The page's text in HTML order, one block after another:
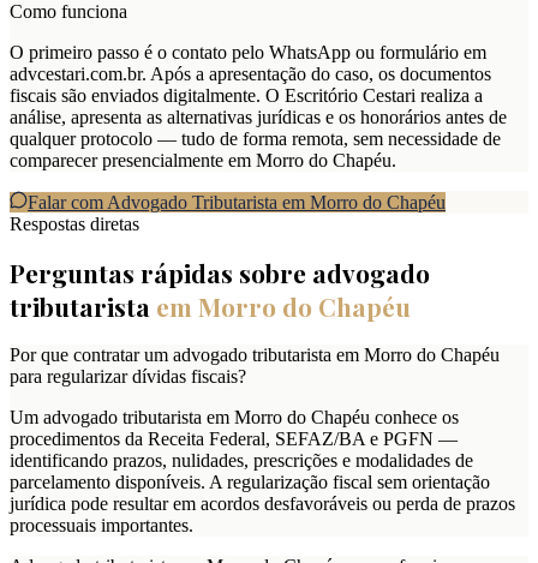
Como funciona
O primeiro passo é o contato pelo WhatsApp ou formulário em
advcestari.com.br. Após a apresentação do caso, os documentos
fiscais são enviados digitalmente. O Escritório Cestari realiza a
análise, apresenta as alternativas jurídicas e os honorários antes de
qualquer protocolo — tudo de forma remota, sem necessidade de
comparecer presencialmente em Morro do Chapéu.
Falar com Advogado Tributarista em Morro do Chapéu
Respostas diretas
Perguntas rápidas sobre advogado
tributarista em Morro do Chapéu
Por que contratar um advogado tributarista em Morro do Chapéu
para regularizar dívidas fiscais?
Um advogado tributarista em Morro do Chapéu conhece os
procedimentos da Receita Federal, SEFAZ/BA e PGFN —
identificando prazos, nulidades, prescrições e modalidades de
parcelamento disponíveis. A regularização fiscal sem orientação
jurídica pode resultar em acordos desfavoráveis ou perda de prazos
processuais importantes.